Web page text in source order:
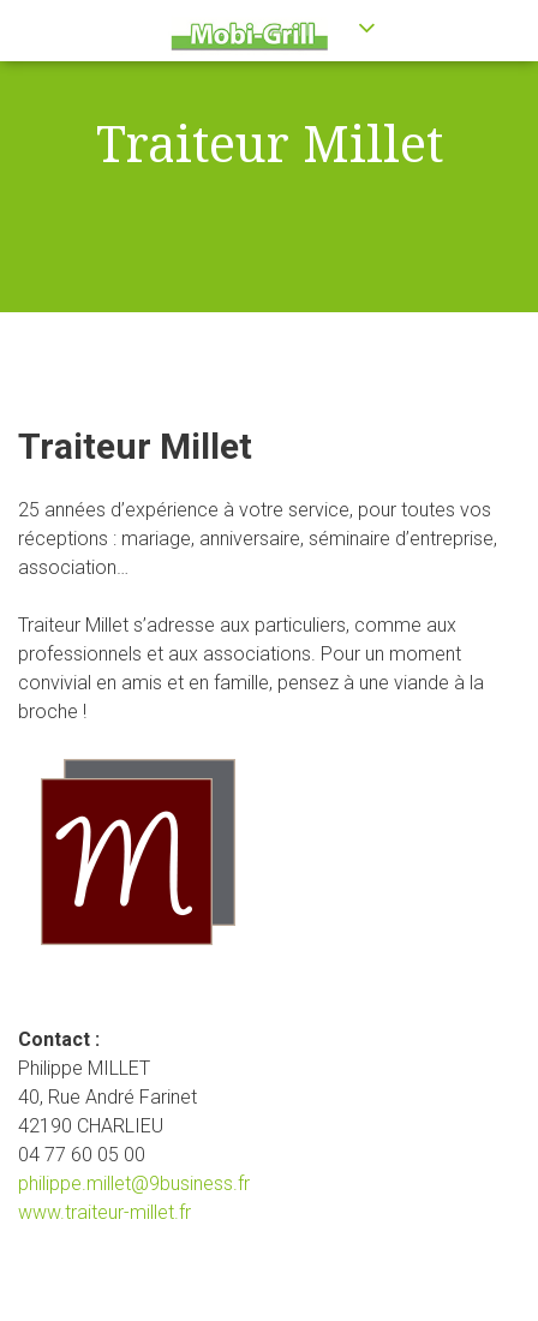
Traiteur Millet
Traiteur Millet
25 années d’expérience à votre service, pour toutes vos
réceptions : mariage, anniversaire, séminaire d’entreprise,
association…
Traiteur Millet s’adresse aux particuliers, comme aux
professionnels et aux associations. Pour un moment
convivial en amis et en famille, pensez à une viande à la
broche !
Contact :
Philippe MILLET
40, Rue André Farinet
42190 CHARLIEU
04 77 60 05 00
philippe.millet@9business.fr
www.traiteur-millet.fr